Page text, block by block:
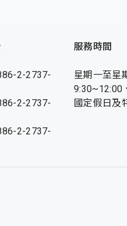
2-2737-
2-2737-
2-2737-
服務時間
星期一至星
9:30~12:00
國定假日及